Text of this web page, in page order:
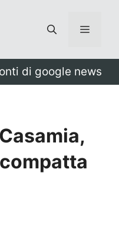
Menu
di google news